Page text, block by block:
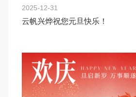
2025-12-31
云帆兴烨祝您元旦快乐！